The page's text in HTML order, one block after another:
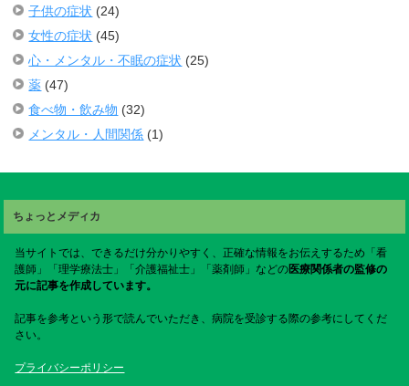
子供の症状 (24)
女性の症状 (45)
心・メンタル・不眠の症状 (25)
薬 (47)
食べ物・飲み物 (32)
メンタル・人間関係 (1)
ちょっとメディカ
当サイトでは、できるだけ分かりやすく、正確な情報をお伝えするため「看
護師」「理学療法士」「介護福祉士」「薬剤師」などの医療関係者の監修の
元に記事を作成しています。
記事を参考という形で読んでいただき、病院を受診する際の参考にしてくだ
さい。
プライバシーポリシー